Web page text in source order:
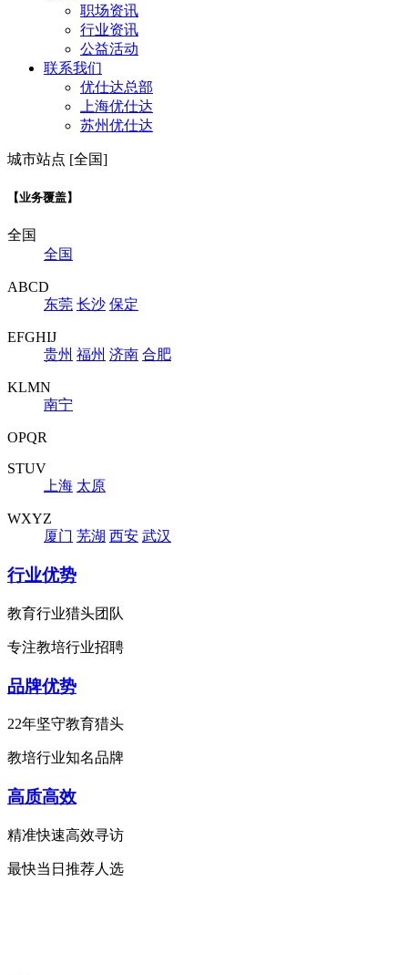
职场资讯
行业资讯
公益活动
联系我们
优仕达总部
上海优仕达
苏州优仕达
城市站点 [全国]
【业务覆盖】
全国
全国
ABCD
东莞 长沙 保定
EFGHIJ
贵州 福州 济南 合肥
KLMN
南宁
OPQR
STUV
上海 太原
WXYZ
厦门 芜湖 西安 武汉
行业优势
教育行业猎头团队
专注教培行业招聘
品牌优势
22年坚守教育猎头
教培行业知名品牌
高质高效
精准快速高效寻访
最快当日推荐人选